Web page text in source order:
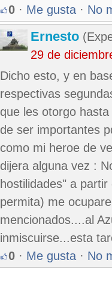
0 · Me gusta · No
Ernesto
29 de
Dicho esto, y en
respectivas
que les otorgo
de ser importantes
como mi heroe de
dijera alguna vez :
hostilidades" a
permita) me
mencionados....al
inmiscuirse...esta
0 · Me gusta · No